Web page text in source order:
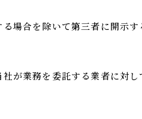
場合を除いて第三者に開示す
が業務を委託する業者に対